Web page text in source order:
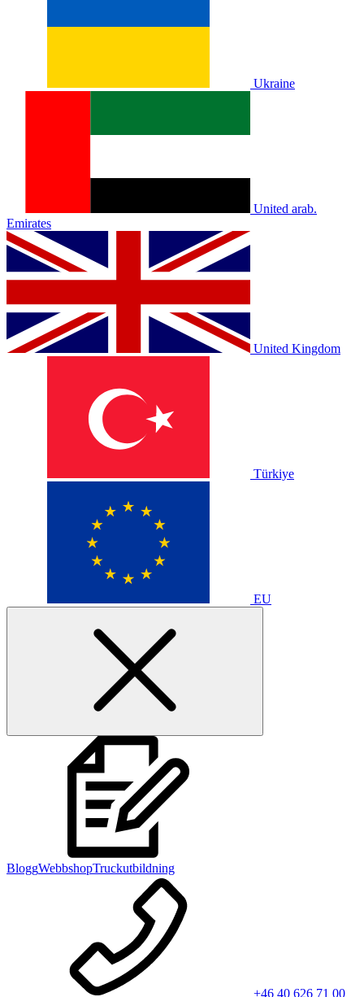
Ukraine
United arab.
Emirates
United Kingdom
Türkiye
EU
BloggWebbshopTruckutbildning
+46 40 626 71 00